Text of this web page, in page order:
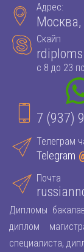
Адрес:
Москва,
Скайп
rdiploms
с 8 до 23
7 (937)
Телеграм
Telegram
Почта
Дипломы
диплом
специалиста,